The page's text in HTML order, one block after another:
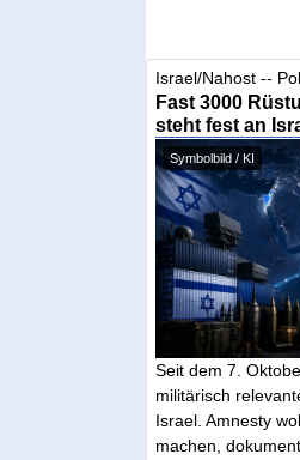
Israel/Nahost --
Fast 3000
steht fest an
Symbolbild / KI
Seit dem 7.
militärisch
Israel. Amnesty
machen,